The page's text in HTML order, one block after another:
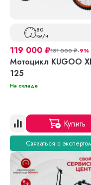
80
км/ч
119 000 ₽131 000₽-9%
Мотоцикл KUGOO
125
На складе
Купить
Связаться с